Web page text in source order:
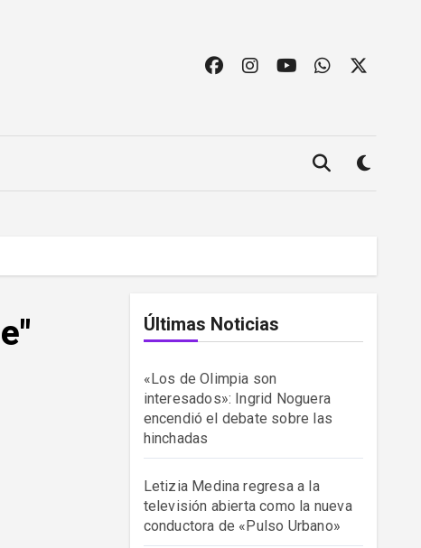
Últimas Noticias
«Los de Olimpia son
interesados»: Ingrid Noguera
encendió el debate sobre las
hinchadas
Letizia Medina regresa a la
televisión abierta como la nueva
conductora de «Pulso Urbano»